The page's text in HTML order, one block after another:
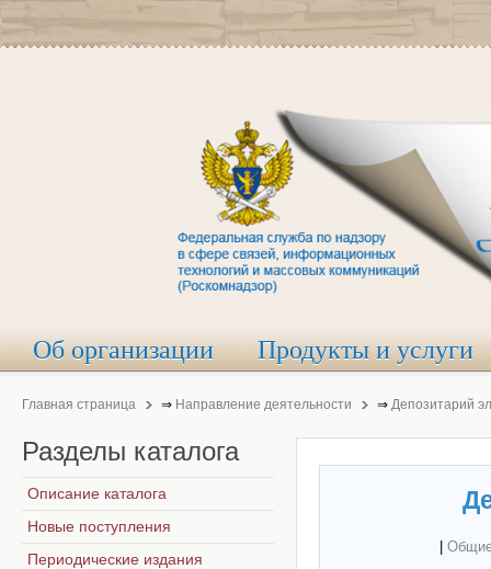
Об организации Продукты и услуги
Главная страница ⇒ Направление деятельности ⇒ Депозитарий
Разделы каталога
Описание каталога
Новые поступления
Периодические издания